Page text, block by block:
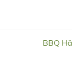
BBQ